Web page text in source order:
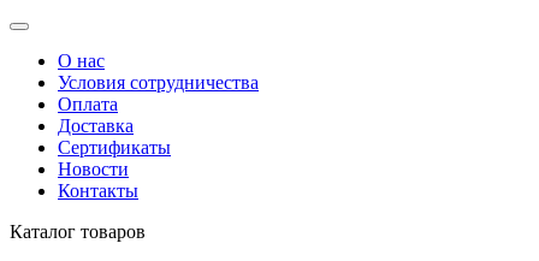
О нас
Условия сотрудничества
Оплата
Доставка
Сертификаты
Новости
Контакты
Каталог товаров